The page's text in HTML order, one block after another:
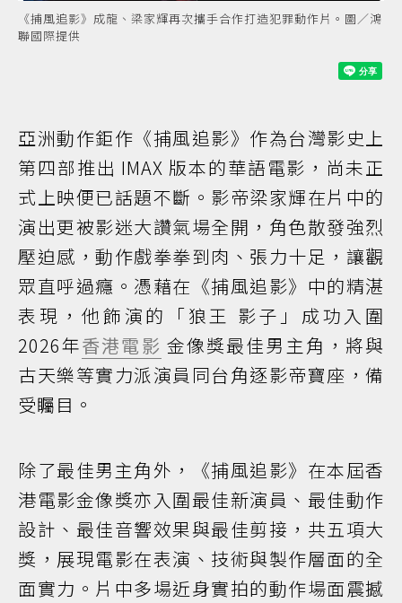
《捕風追影》成龍、梁家輝再次攜手合作打造犯罪動作片。圖／鴻
聯國際提供
亞洲動作鉅作《捕風追影》作為台灣影史上
第四部推出 IMAX 版本的華語電影，尚未正
式上映便已話題不斷。影帝梁家輝在片中的
演出更被影迷大讚氣場全開，角色散發強烈
壓迫感，動作戲拳拳到肉、張力十足，讓觀
眾直呼過癮。憑藉在《捕風追影》中的精湛
表現，他飾演的「狼王 影子」成功入圍
2026年香港電影 金像獎最佳男主角，將與
古天樂等實力派演員同台角逐影帝寶座，備
受矚目。
除了最佳男主角外，《捕風追影》在本屆香
港電影金像獎亦入圍最佳新演員、最佳動作
設計、最佳音響效果與最佳剪接，共五項大
獎，展現電影在表演、技術與製作層面的全
面實力。片中多場近身實拍的動作場面震撼